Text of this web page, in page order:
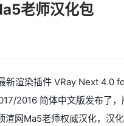
老师汉化包
新渲染插件 VRay Next 4.0
2016 简体中文版发布了
渲网Ma5老师权威汉化，汉